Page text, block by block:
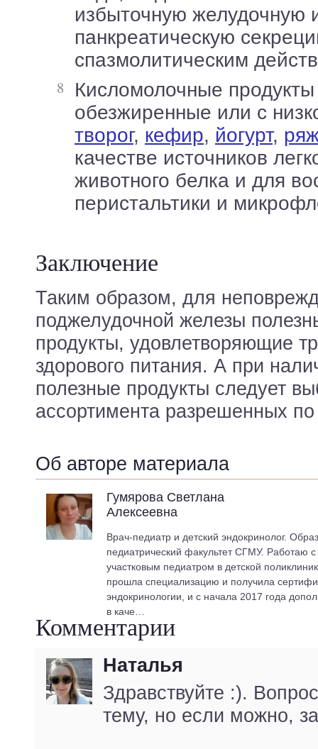
избыточную желудочную
панкреатическую
спазмолитическим
Кисломолочные продукты –
обезжиренные или с
творог, кефир, йогурт,
качестве источников
животного белка и для
перистальтики и
Заключение
Таким образом, для
поджелудочной железы
продукты, удовлетворяющие
здорового питания. А при
полезные продукты следует
ассортимента разрешенных
Об авторе материала
Гумярова Светлана
Алексеевна
Врач-педиатр и детский эндокринолог.
педиатрический факультет СГМУ. Работаю
участковым педиатром в детской
прошла специализацию и получила
эндокринологии, и с начала 2017 года
в каче…
Комментарии
Наталья
Здравствуйте :).
тему, но если можно,